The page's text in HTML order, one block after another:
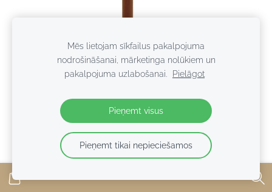
KLASIKA - BRŪNS
Izpārdots
Mēs lietojam sīkfailus pakalpojuma
nodrošināšanai, mārketinga nolūkiem un
pakalpojuma uzlabošanai.
Pielāgot
Pieņemt visus
Pieņemt tikai nepieciešamos